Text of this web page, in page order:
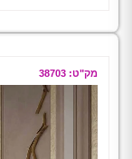
מק"ט: 38703